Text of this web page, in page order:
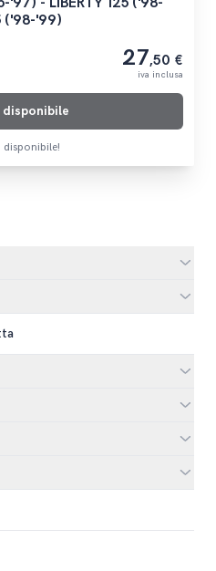
('98-'99)
27,50 €
iva inclusa
disponibile
disponibile!